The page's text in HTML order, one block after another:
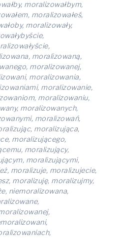
moralizowałbym,
moralizowałeś,
moralizowały,
moralizowaną,
moralizowanej,
moralizowania,
moralizowanie,
moralizowaniu,
moralizowanych,
moralizowań,
moralizująca,
moralizującego,
moralizujący,
moralizującymi,
moralizuje, moralizujecie,
moralizuję, moralizujmy,
niemoralizowana,